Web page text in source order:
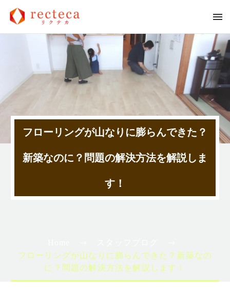
フローリングが山なりに膨らんできた？
新築なのに？問題の解決方法を解説しま
す！
フローリングが山なりに膨らんできた？新築なの
に？問題の解決方法を解説します！